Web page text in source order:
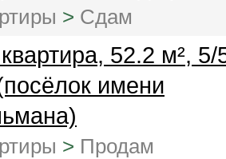
> Сдам
52.2 м², 5/
имени
> Продам